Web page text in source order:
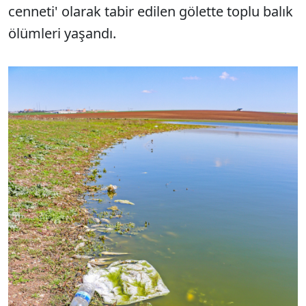
cenneti' olarak tabir edilen gölette toplu balık
ölümleri yaşandı.